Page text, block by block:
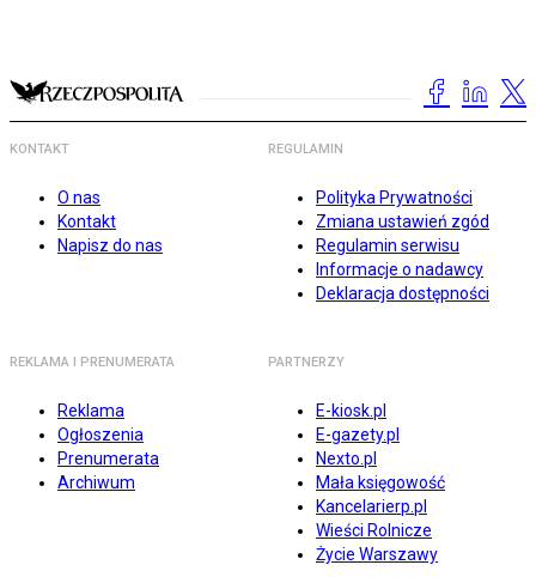
KONTAKT
O nas
Kontakt
Napisz do nas
REGULAMIN
Polityka Prywatności
Zmiana ustawień zgód
Regulamin serwisu
Informacje o nadawcy
Deklaracja dostępności
REKLAMA I PRENUMERATA
Reklama
Ogłoszenia
Prenumerata
Archiwum
PARTNERZY
E-kiosk.pl
E-gazety.pl
Nexto.pl
Mała księgowość
Kancelarierp.pl
Wieści Rolnicze
Życie Warszawy